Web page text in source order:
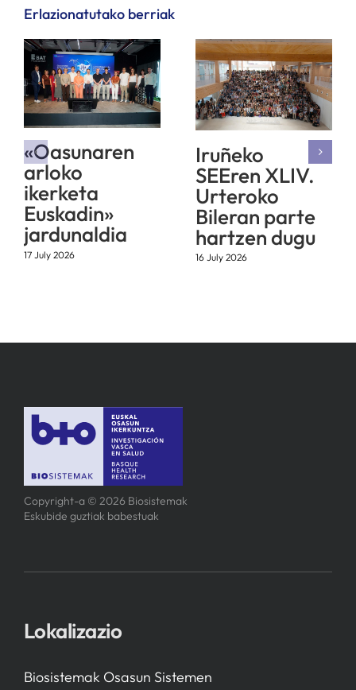
Erlazionatutako berriak
«Oasunaren
arloko
ikerketa
Euskadin»
jardunaldia
17 July 2026
Iruñeko
SEEren XLIV.
Urteroko
Bileran parte
hartzen dugu
16 July 2026
Copyright-a © 2026 Biosistemak
Eskubide guztiak babestuak
Lokalizazio
Biosistemak Osasun Sistemen